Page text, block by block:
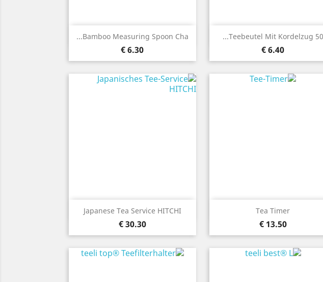
50 Teebeutel Mit Kordelzug...
6.40 €
نظرة سريعة Bamboo Measuring Spoon Cha...
6.30 €
نظرة سريعة
Tea Timer
13.50 €
نظرة سريعة Japanese Tea Service HITCHI
30.30 €
نظرة سريعة